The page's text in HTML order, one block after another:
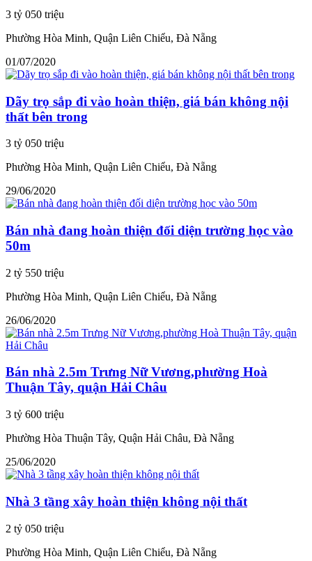
3 tỷ 050 triệu
Phường Hòa Minh, Quận Liên Chiểu, Đà Nẵng
01/07/2020
Dãy trọ sắp đi vào hoàn thiện, giá bán không nội
thất bên trong
3 tỷ 050 triệu
Phường Hòa Minh, Quận Liên Chiểu, Đà Nẵng
29/06/2020
Bán nhà đang hoàn thiện đối diện trường học vào
50m
2 tỷ 550 triệu
Phường Hòa Minh, Quận Liên Chiểu, Đà Nẵng
26/06/2020
Bán nhà 2.5m Trưng Nữ Vương,phường Hoà
Thuận Tây, quận Hải Châu
3 tỷ 600 triệu
Phường Hòa Thuận Tây, Quận Hải Châu, Đà Nẵng
25/06/2020
Nhà 3 tầng xây hoàn thiện không nội thất
2 tỷ 050 triệu
Phường Hòa Minh, Quận Liên Chiểu, Đà Nẵng